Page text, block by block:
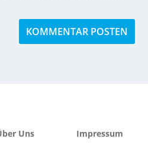
Uns Impressum